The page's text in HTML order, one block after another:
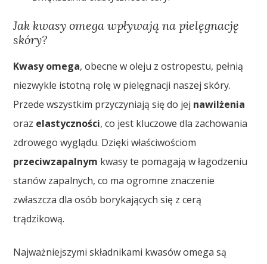
Jak kwasy omega wpływają na pielęgnację
skóry?
Kwasy omega, obecne w oleju z ostropestu, pełnią
niezwykle istotną rolę w pielęgnacji naszej skóry.
Przede wszystkim przyczyniają się do jej nawilżenia
oraz elastyczności, co jest kluczowe dla zachowania
zdrowego wyglądu. Dzięki właściwościom
przeciwzapalnym kwasy te pomagają w łagodzeniu
stanów zapalnych, co ma ogromne znaczenie
zwłaszcza dla osób borykających się z cerą
trądzikową.
Najważniejszymi składnikami kwasów omega są